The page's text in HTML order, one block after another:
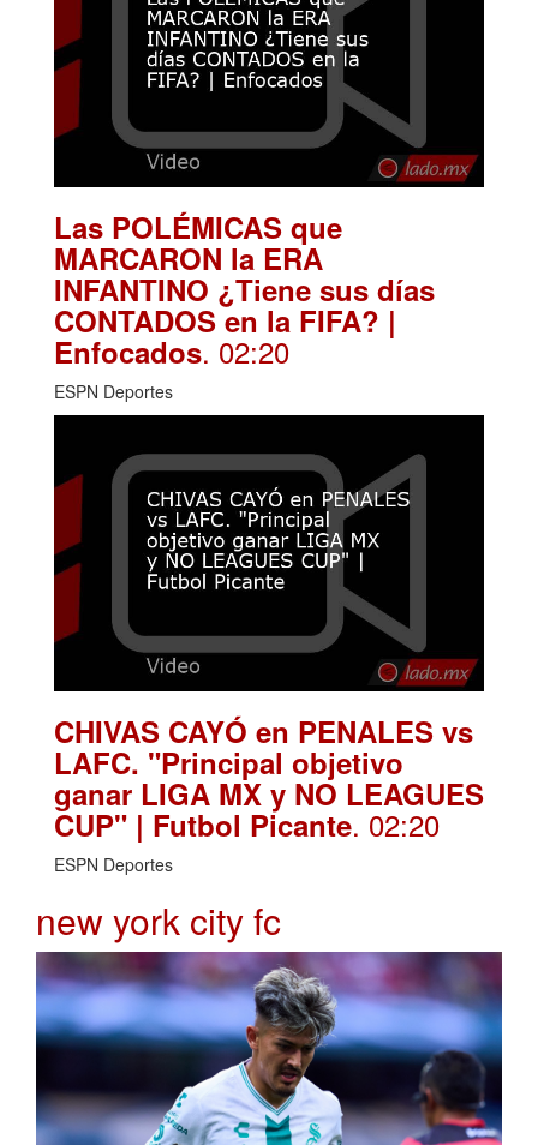
Las POLÉMICAS que
MARCARON la ERA
INFANTINO ¿Tiene sus días
CONTADOS en la FIFA? |
Enfocados. 02:20
ESPN Deportes
CHIVAS CAYÓ en PENALES vs
LAFC. "Principal objetivo
ganar LIGA MX y NO LEAGUES
CUP" | Futbol Picante. 02:20
ESPN Deportes
new york city fc